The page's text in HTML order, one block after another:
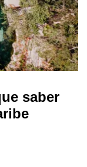
saber